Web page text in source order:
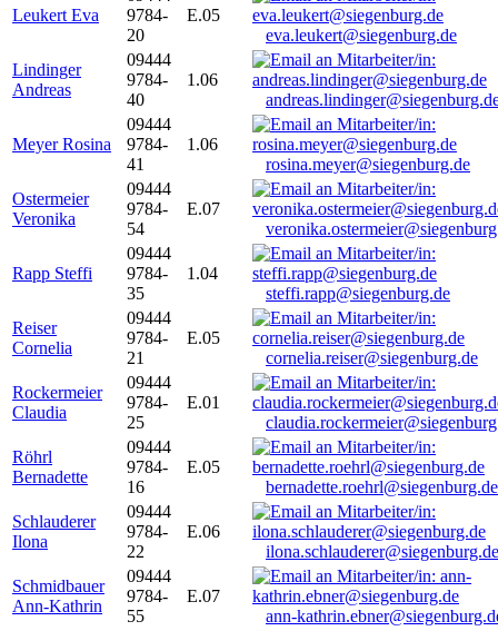
Leukert Eva
9784-
20
E.05
eva.leukert@siegenburg.de
Lindinger
Andreas
09444
9784-
40
1.06
Meyer Rosina
09444
9784-
41
1.06
rosina.meyer@siegenburg.de
Ostermeier
Veronika
09444
9784-
54
E.07
Rapp Steffi
09444
9784-
35
1.04
steffi.rapp@siegenburg.de
Reiser
Cornelia
09444
9784-
21
E.05
cornelia.reiser@siegenburg.de
Rockermeier
Claudia
09444
9784-
25
E.01
Röhrl
Bernadette
09444
9784-
16
E.05
bernadette.roehrl@siegenburg.de
Schlauderer
Ilona
09444
9784-
22
E.06
ilona.schlauderer@siegenburg.de
Schmidbauer
Ann-Kathrin
09444
9784-
55
E.07
ann-